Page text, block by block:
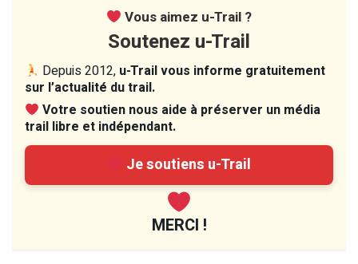
Vous aimez u-Trail ?
Soutenez u-Trail
Depuis 2012, u-Trail vous informe gratuitement
sur l’actualité du trail.
Votre soutien nous aide à préserver un média
trail libre et indépendant.
Je soutiens u-Trail
MERCI !